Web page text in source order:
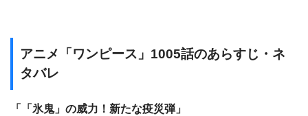
アニメ「ワンピース」1005話のあらすじ・ネ
タバレ
「「氷鬼」の威力！新たな疫災弾」